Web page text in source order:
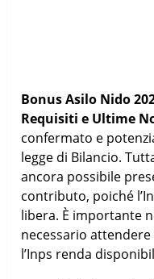
Bonus Asilo Nido
Requisiti e Ultime
confermato e
legge di Bilancio.
ancora possibile
contributo, poiché
libera. È importante
necessario
l’Inps renda